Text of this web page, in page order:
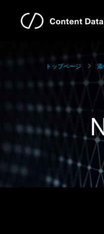
トップページ